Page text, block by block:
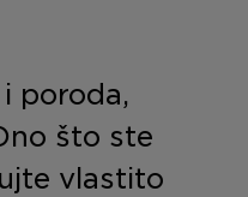
poroda,
što ste
vlastito